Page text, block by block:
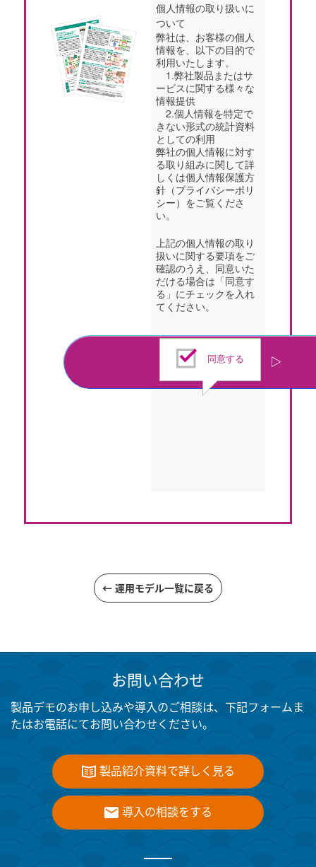
個人情報の取り扱いに
ついて
弊社は、お客様の個人
情報を、以下の目的で
利用いたします。
1.弊社製品またはサ
ービスに関する様々な
情報提供
2.個人情報を特定で
きない形式の統計資料
としての利用
弊社の個人情報に対す
る取り組みに関して詳
しくは個人情報保護方
針（プライバシーポリ
シー）をご覧くださ
い。
上記の個人情報の取り
扱いに関する要項をご
確認のうえ、同意いた
だける場合は「同意す
る」にチェックを入れ
てください。
同意する
← 運用モデル一覧に戻る
お問い合わせ
製品デモのお申し込みや導入のご相談は、下記フォームま
たはお電話にてお問い合わせください。
製品紹介資料で詳しく見る
導入の相談をする